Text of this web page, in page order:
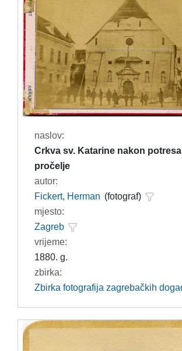
naslov:
Crkva sv. Katarine nakon
pročelje
autor:
Fickert, Herman (fotograf)
mjesto:
Zagreb
vrijeme:
1880. g.
zbirka:
Zbirka fotografija zagrebačkih